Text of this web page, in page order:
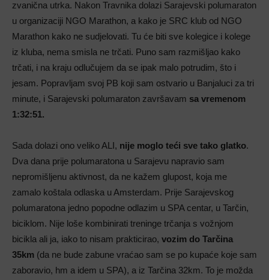
zvanična utrka. Nakon Travnika dolazi Sarajevski polumaraton
u organizaciji NGO Marathon, a kako je SRC klub od NGO
Marathon kako ne sudjelovati. Tu će biti sve kolegice i kolege
iz kluba, nema smisla ne trčati. Puno sam razmišljao kako
trčati, i na kraju odlučujem da se ipak malo potrudim, što i
jesam. Popravljam svoj PB koji sam ostvario u Banjaluci za tri
minute, i Sarajevski polumaraton završavam sa vremenom
1:32:51.
Sada dolazi ono veliko ALI, nije moglo teći sve tako glatko.
Dva dana prije polumaratona u Sarajevu napravio sam
nepromišljenu aktivnost, da ne kažem glupost, koja me
zamalo koštala odlaska u Amsterdam. Prije Sarajevskog
polumaratona jedno popodne odlazim u SPA centar, u Tarčin,
biciklom. Nije loše kombinirati treninge trčanja s vožnjom
bicikla ali ja, iako to nisam prakticirao, vozim do Tarčina
35km (da ne bude zabune vraćao sam se po kupaće koje sam
zaboravio, hm a idem u SPA), a iz Tarčina 32km. To je možda